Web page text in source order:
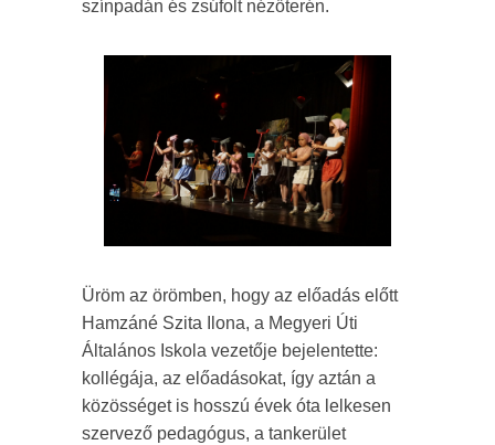
színpadán és zsúfolt nézőterén.
Üröm az örömben, hogy az előadás előtt
Hamzáné Szita Ilona, a Megyeri Úti
Általános Iskola vezetője bejelentette:
kollégája, az előadásokat, így aztán a
közösséget is hosszú évek óta lelkesen
szervező pedagógus, a tankerület